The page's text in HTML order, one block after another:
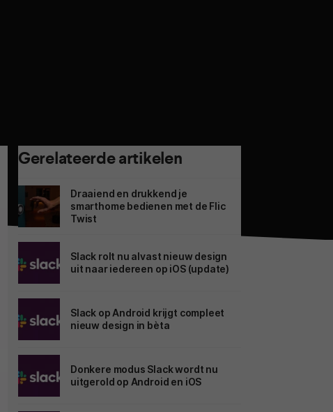
Gerelateerde artikelen
Draaiend en drukkend je
smarthome bedienen met de Flic
Twist
Slack rolt nu alvast nieuw design
uit naar iedereen op iOS (update)
Slack op Android krijgt compleet
nieuw design in bèta
Donkere modus Slack wordt nu
uitgerold op Android en iOS